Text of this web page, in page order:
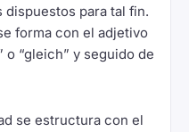
para tal fin.
forma con el adjetivo
“gleich” y seguido de
se estructura con el